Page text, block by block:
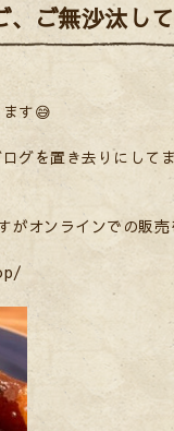
、ご無沙汰し
す😅
グを置き去りにして
がオンラインでの販